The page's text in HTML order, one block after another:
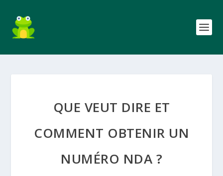
QUE VEUT DIRE ET
COMMENT OBTENIR UN
NUMÉRO NDA ?